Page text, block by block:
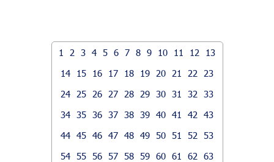
1 2 3 4 5 6 7 8 9 10 11 12
13
14
15 16 17 18 19 20 21 22
23
24
25 26 27 28 29 30 31 32
33
34 35 36 37 38 39 40 41 42
43
44 45 46 47 48 49 50 51 52
53
54 55 56 57 58 59 60 61 62
63